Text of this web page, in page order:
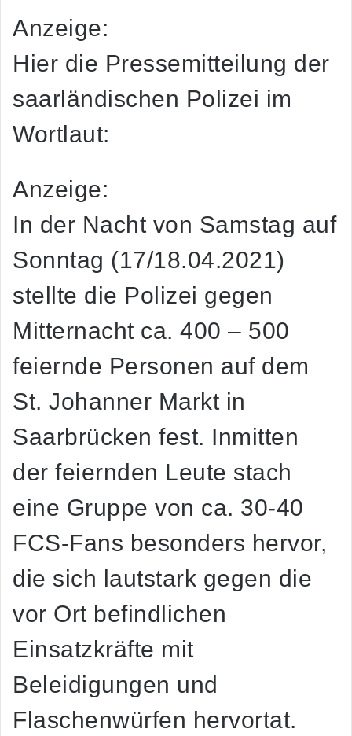
Anzeige:
Hier die Pressemitteilung der
saarländischen Polizei im
Wortlaut:
Anzeige:
In der Nacht von Samstag auf
Sonntag (17/18.04.2021)
stellte die Polizei gegen
Mitternacht ca. 400 – 500
feiernde Personen auf dem
St. Johanner Markt in
Saarbrücken fest. Inmitten
der feiernden Leute stach
eine Gruppe von ca. 30-40
FCS-Fans besonders hervor,
die sich lautstark gegen die
vor Ort befindlichen
Einsatzkräfte mit
Beleidigungen und
Flaschenwürfen hervortat.